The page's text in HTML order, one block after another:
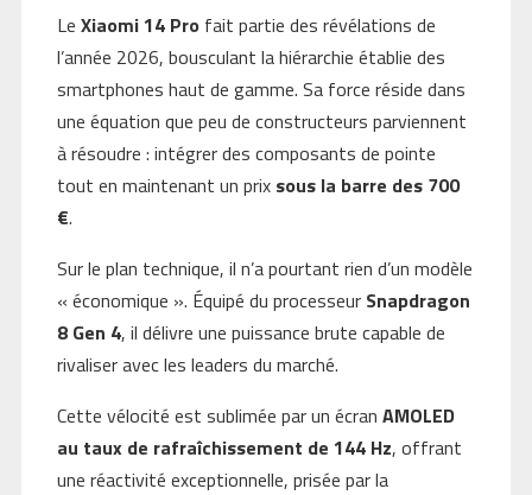
Le Xiaomi 14 Pro fait partie des révélations de
l’année 2026, bousculant la hiérarchie établie des
smartphones haut de gamme. Sa force réside dans
une équation que peu de constructeurs parviennent
à résoudre : intégrer des composants de pointe
tout en maintenant un prix sous la barre des 700
€.
Sur le plan technique, il n’a pourtant rien d’un modèle
« économique ». Équipé du processeur Snapdragon
8 Gen 4, il délivre une puissance brute capable de
rivaliser avec les leaders du marché.
Cette vélocité est sublimée par un écran AMOLED
au taux de rafraîchissement de 144 Hz, offrant
une réactivité exceptionnelle, prisée par la